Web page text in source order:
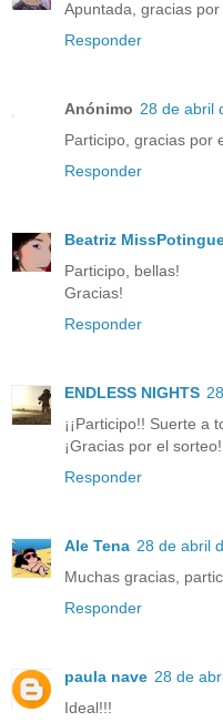
Apuntada, gracias
Responder
Anónimo 28 de abril
Participo, gracias por
Responder
Beatriz
Participo, bellas!
Gracias!
Responder
ENDLESS NIGHTS
¡¡Participo!! Suerte a
¡Gracias por el sorteo!
Responder
Ale Tena 28 de abril
Muchas gracias,
Responder
paula nave 28 de
Ideal!!!